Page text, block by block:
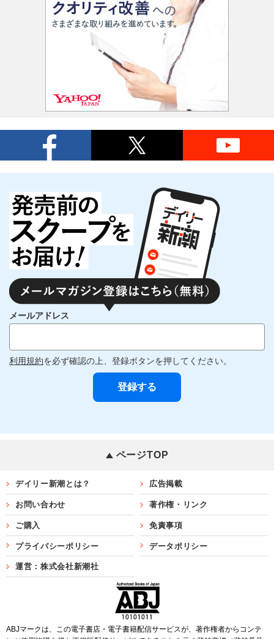
メールアドレス
利用規約を必ず確認の上、登録ボタンを押してください。
ページTOP
デイリー新潮とは？ 広告掲載
お問い合わせ 著作権・リンク
ご購入 免責事項
プライバシーポリシー データポリシー
運営：株式会社新潮社
ABJマークは、この電子書店・電子書籍配信サービスが、著作権者からコンテ